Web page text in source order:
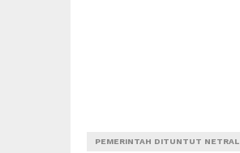
PEMERINTAH DITUNTUT NETRAL